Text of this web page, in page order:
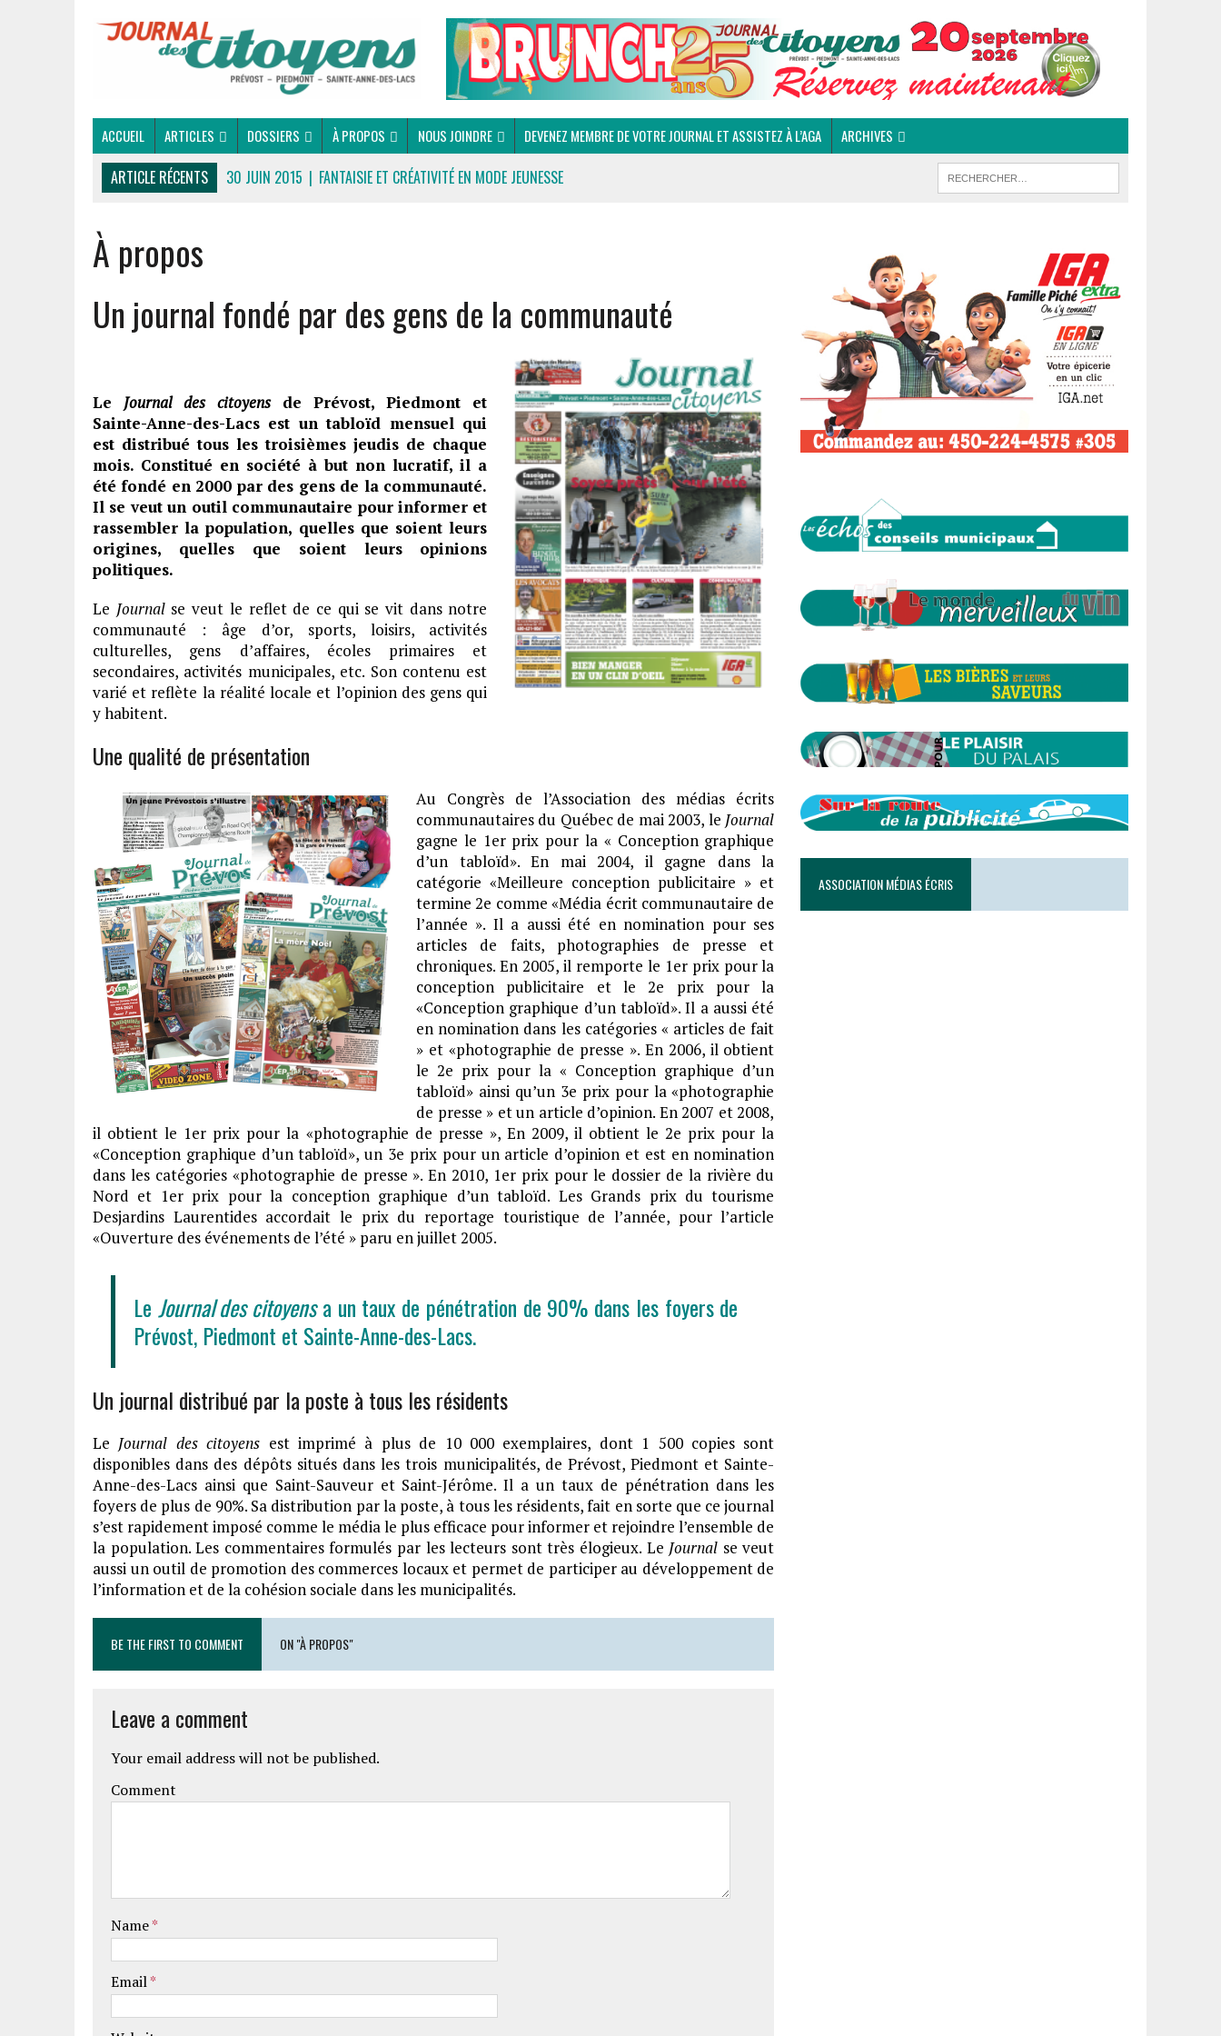
ACCUEIL ARTICLES DOSSIERS À PROPOS NOUS JOINDRE DEVENEZ MEMBRE DE VOTRE JOURNAL ET ASSISTEZ À L’AGA ARCHIVES
ARTICLE RÉCENTS 30 JUIN 2015 | FANTAISIE ET CRÉATIVITÉ EN MODE JEUNESSE
16 JUILLET 2026
16 JUILLET 2026
|
ENVIRONNEMENT
16 JUILLET 2026 |
COMMUNAUTAIRE
LA COURSE DE BOÎTES À SAVON DU CLUB OPTIMISTE DE PRÉVOST
À propos
Un journal fondé par des gens de la communauté
Le Journal des citoyensde Prévost, Piedmont et
Sainte-Anne-des-Lacs est un tabloïd mensuel qui
est distribué tous les troisièmes jeudis de chaque
mois. Constitué en société à but non lucratif, il a
été fondé en 2000 par des gens de la communauté.
Il se veut un outil communautaire pour informer et
rassembler la population, quelles que soient leurs
origines, quelles que soient leurs opinions
politiques.
Le Journalse veut le reflet de ce qui se vit dans notre
communauté : âge d’or, sports, loisirs, activités
culturelles, gens d’affaires, écoles primaires et
secondaires, activités municipales, etc. Son contenu est
varié et reflète la réalité locale et l’opinion des gens qui
y habitent.
Une qualité de présentation
Au Congrès de l’Association des médias écrits
communautaires du Québec de mai 2003, le Journal
gagne le 1er prix pour la « Conception graphique
d’un tabloïd». En mai 2004, il gagne dans la
catégorie «Meilleure conception publicitaire » et
termine 2e comme «Média écrit communautaire de
l’année ». Il a aussi été en nomination pour ses
articles de faits, photographies de presse et
chroniques. En 2005, il remporte le 1er prix pour la
conception publicitaire et le 2e prix pour la
«Conception graphique d’un tabloïd». Il a aussi été
en nomination dans les catégories « articles de fait
» et «photographie de presse ». En 2006, il obtient
le 2e prix pour la « Conception graphique d’un
tabloïd» ainsi qu’un 3e prix pour la «photographie
de presse » et un article d’opinion. En 2007 et 2008,
il obtient le 1er prix pour la «photographie de presse », En 2009, il obtient le 2e prix pour la
«Conception graphique d’un tabloïd», un 3e prix pour un article d’opinion et est en nomination
dans les catégories «photographie de presse ». En 2010, 1er prix pour le dossier de la rivière du
Nord et 1er prix pour la conception graphique d’un tabloïd. Les Grands prix du tourisme
Desjardins Laurentides accordait le prix du reportage touristique de l’année, pour l’article
«Ouverture des événements de l’été » paru en juillet 2005.
Le Journal des citoyensa un taux de pénétration de 90% dans les foyers de
Prévost, Piedmont et Sainte-Anne-des-Lacs.
Un journal distribué par la poste à tous les résidents
Le Journal des citoyens est imprimé à plus de 10 000 exemplaires, dont 1 500 copies sont
disponibles dans des dépôts situés dans les trois municipalités, de Prévost, Piedmont et Sainte-
Anne-des-Lacs ainsi que Saint-Sauveur et Saint-Jérôme. Il a un taux de pénétration dans les
foyers de plus de 90%. Sa distribution par la poste, à tous les résidents, fait en sorte que ce journal
s’est rapidement imposé comme le média le plus efficace pour informer et rejoindre l’ensemble de
la population. Les commentaires formulés par les lecteurs sont très élogieux. Le Journal se veut
aussi un outil de promotion des commerces locaux et permet de participer au développement de
l’information et de la cohésion sociale dans les municipalités.
BE THE FIRST TO COMMENT ON "À PROPOS"
Leave a comment
Your email address will not be published.
Comment
Name*
Email*
ASSOCIATION MÉDIAS ÉCRIS